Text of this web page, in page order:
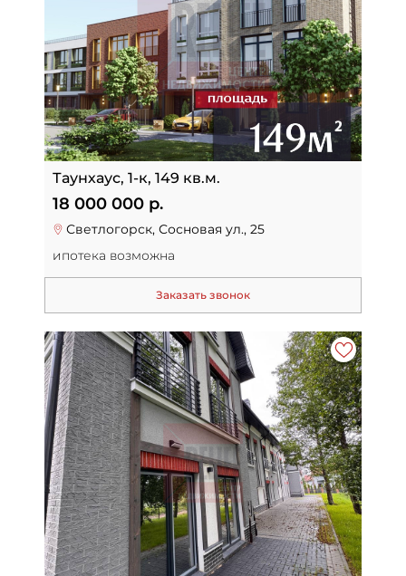
Таунхаус, 1-к, 149 кв.м.
18 000 000 р.
Светлогорск, Сосновая ул., 25
ипотека возможна
Заказать звонок